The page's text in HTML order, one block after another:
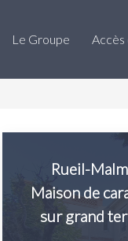
Le Groupe Accès
Rueil-
Maison de
sur grand